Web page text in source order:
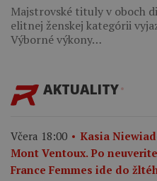
Majstrovské tituly v oboch
elitnej ženskej kategórii
Výborné výkony…
AKTUALITY
Včera 18:00
Kasia
Mont Ventoux. Po
France Femmes ide do